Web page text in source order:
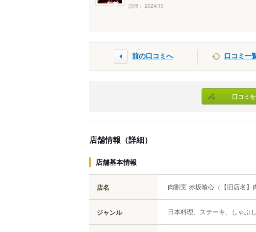
訪問： 2024/10
前の口コミへ 口コミ一
口コミ
店舗情報（詳細）
店舗基本情報
店名 肉割烹 赤坂喰心 （【旧店名】
ジャンル 日本料理、ステーキ、しゃぶ